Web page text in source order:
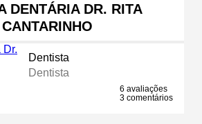
DENTÁRIA DR. RITA
CANTARINHO
Dentista
Dentista
6 avaliações
3 comentários